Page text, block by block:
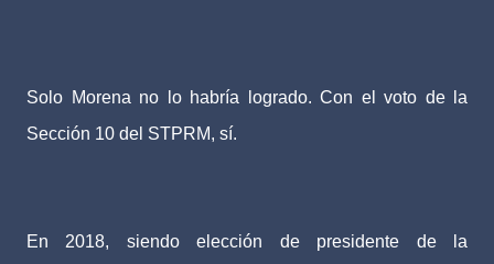
Solo Morena no lo habría logrado. Con el voto de la
Sección 10 del STPRM, sí.
En 2018, siendo elección de presidente de la